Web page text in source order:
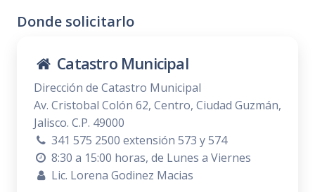
Donde solicitarlo
Catastro Municipal
Dirección de Catastro Municipal
Av. Cristobal Colón 62, Centro, Ciudad Guzmán,
Jalisco. C.P. 49000
341 575 2500 extensión 573 y 574
8:30 a 15:00 horas, de Lunes a Viernes
Lic. Lorena Godinez Macias